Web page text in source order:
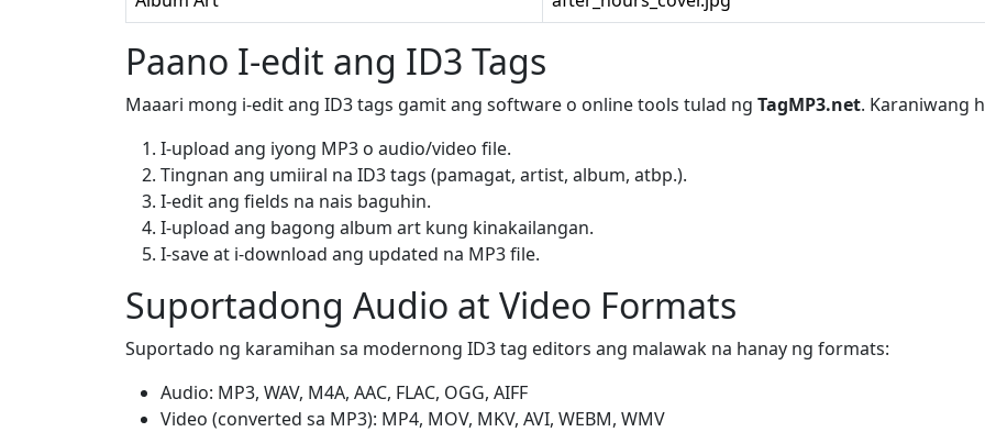
Paano I-edit ang ID3 Tags
Maaari mong i-edit ang ID3 tags gamit ang software o online tools tulad ng TagMP3.net. Karaniwang
I-upload ang iyong MP3 o audio/video file.
Tingnan ang umiiral na ID3 tags (pamagat, artist, album, atbp.).
I-edit ang fields na nais baguhin.
I-upload ang bagong album art kung kinakailangan.
I-save at i-download ang updated na MP3 file.
Suportadong Audio at Video Formats
Suportado ng karamihan sa modernong ID3 tag editors ang malawak na hanay ng formats:
Audio: MP3, WAV, M4A, AAC, FLAC, OGG, AIFF
Video (converted sa MP3): MP4, MOV, MKV, AVI, WEBM, WMV